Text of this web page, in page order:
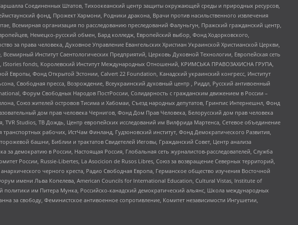
Соединенных Штатов, Тихоокеанский центр защиты окружающей среды и природных ресурсов,
фонд, Прожект Хармони, Родники дракона, Врачи против насильственного извлечения
Всемирная организация по расследованию преследований Фалуньгун, Пражский гражданский центр,
Немецко-русский обмен, Бард колледж, Европейский выбор, Фонд Ходорковского,
права человека, Духовное Управление Евангельских Христиан Украинской Христианской Церкви,
Институт Саентологических Предприятий, Церковь Духовной Технологии, Европейская сеть
fonds, Королевский Институт Международных Отношений, КРИМСЬКА ПРАВОЗАХИСНА ГРУПА,
Европы, Фонд Открытой Эстонии, Calvert 22 Foundation, Канадский украинский конгресс, Институт
Свободная пресса, Возрождение, Всеукраинский духовный центр , Риддл, Русский антивоенный
Форум Свободных Народов ПостРоссии, Солидарность с гражданским движением в России –
Союз жителей островов Тисима и Хабомаи, Съезд народных депутатов, Гринпис Интернешнл, Фонд
дом прав человека Чернигов, Фонд Дом Прав Человека, Белорусский дом прав человека
Studios, ТВ Дождь, Центр европейских исследований им Вилфрида Мартенса, Сетевое объединение
рабочих, ИстЧам Финланд, Гудзоновский институт, Фонд Демократического Развития,
башни, Библии и трактатов Свидетелей Иеговы, Гражданский Совет, Центр анализа
демократию в России, Настоящая Россия, Глобальная сеть журналистов-расследователей, Служба
России, Russie-Libertes, La Asocicion de Rusos Libres, Союз за возвращение Северных территорий,
черного креста, Радио Свободная Европа, Германское общество изучения Восточной
имени Льва Копелева, American Councils for International Education, Cultural Vistas, Institute of
им Питера Мунка, Российско-канадский демократический альянс, Школа международных
свободу, Феминистское антивоенное сопротивление, Комитет независимости Ингушетии,